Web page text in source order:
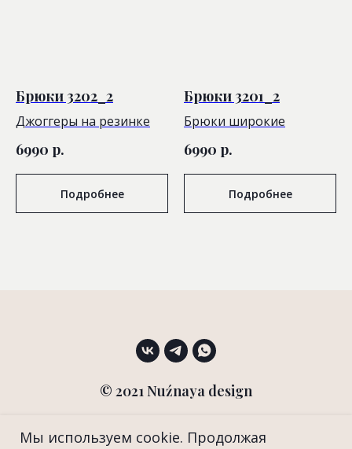
Мы используем cookie. Продолжая
Брюки 3202_2
Джоггеры на резинке
6990 р.
Подробнее
Брюки 3201_2
Брюки широкие
6990 р.
Подробнее
© 2021 Nuźnaya design